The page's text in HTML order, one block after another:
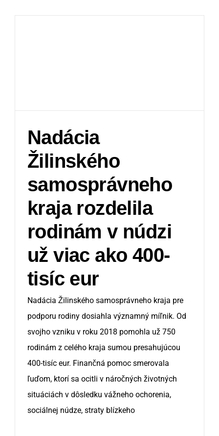
Nadácia
Žilinského
samosprávneho
kraja rozdelila
rodinám v núdzi
už viac ako 400-
tisíc eur
Nadácia Žilinského samosprávneho kraja pre
podporu rodiny dosiahla významný míľnik. Od
svojho vzniku v roku 2018 pomohla už 750
rodinám z celého kraja sumou presahujúcou
400-tisíc eur. Finančná pomoc smerovala
ľuďom, ktorí sa ocitli v náročných životných
situáciách v dôsledku vážneho ochorenia,
sociálnej núdze, straty blízkeho